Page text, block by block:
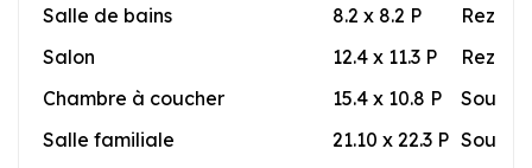
Salle de bains
8.2 x 8.2 P
Rez-
Salon
12.4 x 11.3 P
Rez-
Chambre à coucher
15.4 x 10.8 P
Sous-
Salle familiale
21.10 x 22.3 P Sous-